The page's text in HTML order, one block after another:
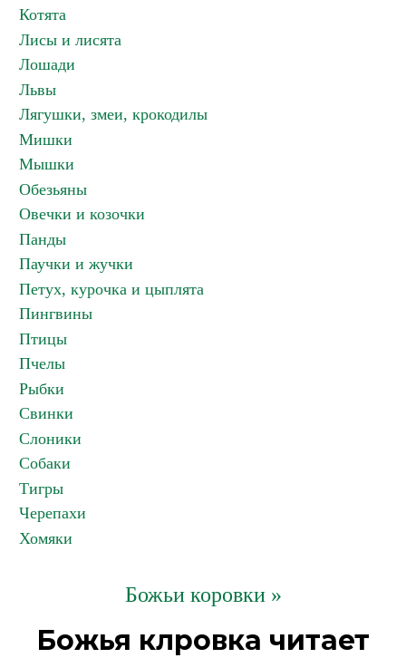
Котята
Лисы и лисята
Лошади
Львы
Лягушки, змеи, крокодилы
Мишки
Мышки
Обезьяны
Овечки и козочки
Панды
Паучки и жучки
Петух, курочка и цыплята
Пингвины
Птицы
Пчелы
Рыбки
Свинки
Слоники
Собаки
Тигры
Черепахи
Хомяки
Божьи коровки »
Божья клровка читает